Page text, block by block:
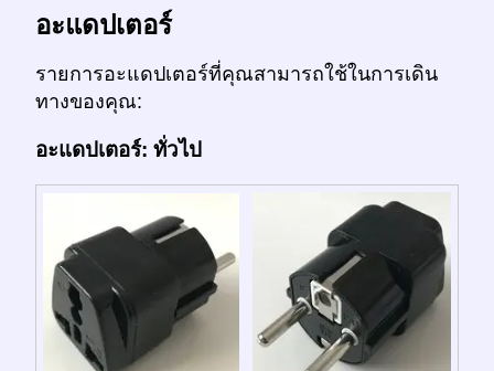
อะแดปเตอร์
รายการอะแดปเตอร์ที่คุณสามารถใช้ในการเดิน
ทางของคุณ:
อะแดปเตอร์: ทั่วไป